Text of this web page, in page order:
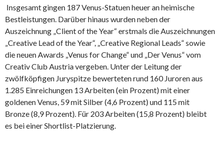
Insgesamt gingen 187 Venus-Statuen heuer an heimische
Bestleistungen. Darüber hinaus wurden neben der
Auszeichnung „Client of the Year“ erstmals die Auszeichnungen
„Creative Lead of the Year“, „Creative Regional Leads“ sowie
die neuen Awards „Venus for Change“ und „Der Venus“ vom
Creativ Club Austria vergeben. Unter der Leitung der
zwölfköpfigen Juryspitze bewerteten rund 160 Juroren aus
1.285 Einreichungen 13 Arbeiten (ein Prozent) mit einer
goldenen Venus, 59 mit Silber (4,6 Prozent) und 115 mit
Bronze (8,9 Prozent). Für 203 Arbeiten (15,8 Prozent) bleibt
es bei einer Shortlist-Platzierung.